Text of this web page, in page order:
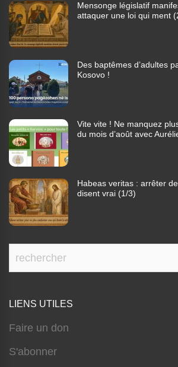
Mensonge législatif
attaquer une loi qui ment
Des baptêmes d’adultes
Kosovo !
Vite vite ! Ne manquez
du mois d’août avec
Habeas veritas : arrêter
disent vrai (1/3)
LIENS UTILES
Faire un don
S'abonner